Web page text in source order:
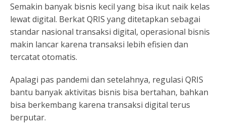
Semakin banyak bisnis kecil yang bisa ikut naik kelas
lewat digital. Berkat QRIS yang ditetapkan sebagai
standar nasional transaksi digital, operasional bisnis
makin lancar karena transaksi lebih efisien dan
tercatat otomatis.
Apalagi pas pandemi dan setelahnya, regulasi QRIS
bantu banyak aktivitas bisnis bisa bertahan, bahkan
bisa berkembang karena transaksi digital terus
berputar.